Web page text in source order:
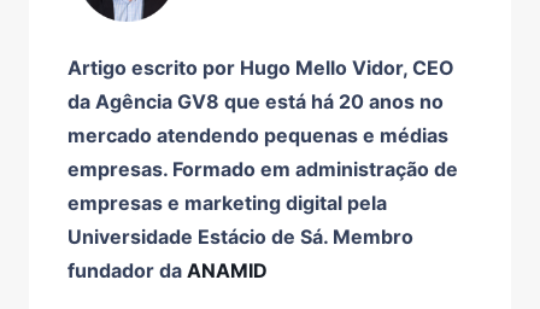
Artigo escrito por Hugo Mello Vidor, CEO
da Agência GV8 que está há 20 anos no
mercado atendendo pequenas e médias
empresas. Formado em administração de
empresas e marketing digital pela
Universidade Estácio de Sá. Membro
fundador da ANAMID